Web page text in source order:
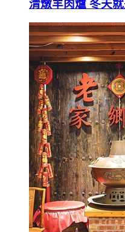
清燉羊肉爐 冬天